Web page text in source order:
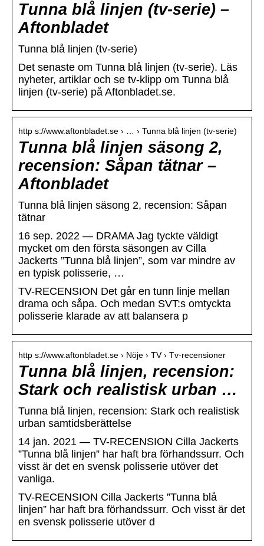
Tunna blå linjen (tv-serie) –
Aftonbladet
Tunna blå linjen (tv-serie)
Det senaste om Tunna blå linjen (tv-serie). Läs
nyheter, artiklar och se tv-klipp om Tunna blå
linjen (tv-serie) på Aftonbladet.se.
http s://www.aftonbladet.se › … › Tunna blå linjen (tv-serie)
Tunna blå linjen säsong 2,
recension: Såpan tätnar –
Aftonbladet
Tunna blå linjen säsong 2, recension: Såpan
tätnar
16 sep. 2022 — DRAMA Jag tyckte väldigt
mycket om den första säsongen av Cilla
Jackerts ”Tunna blå linjen”, som var mindre av
en typisk polisserie, …
TV-RECENSION Det går en tunn linje mellan
drama och såpa. Och medan SVT:s omtyckta
polisserie klarade av att balansera p
http s://www.aftonbladet.se › Nöje › TV › Tv-recensioner
Tunna blå linjen, recension:
Stark och realistisk urban …
Tunna blå linjen, recension: Stark och realistisk
urban samtidsberättelse
14 jan. 2021 — TV-RECENSION Cilla Jackerts
”Tunna blå linjen” har haft bra förhandssurr. Och
visst är det en svensk polisserie utöver det
vanliga.
TV-RECENSION Cilla Jackerts ”Tunna blå
linjen” har haft bra förhandssurr. Och visst är det
en svensk polisserie utöver d